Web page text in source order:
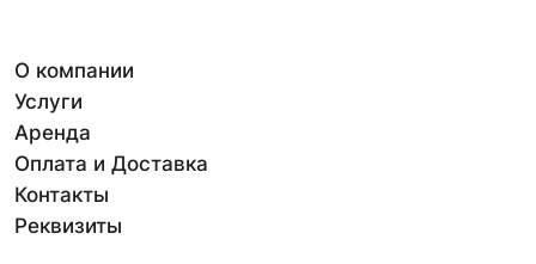
О компании
Услуги
Аренда
Оплата и Доставка
Контакты
Реквизиты